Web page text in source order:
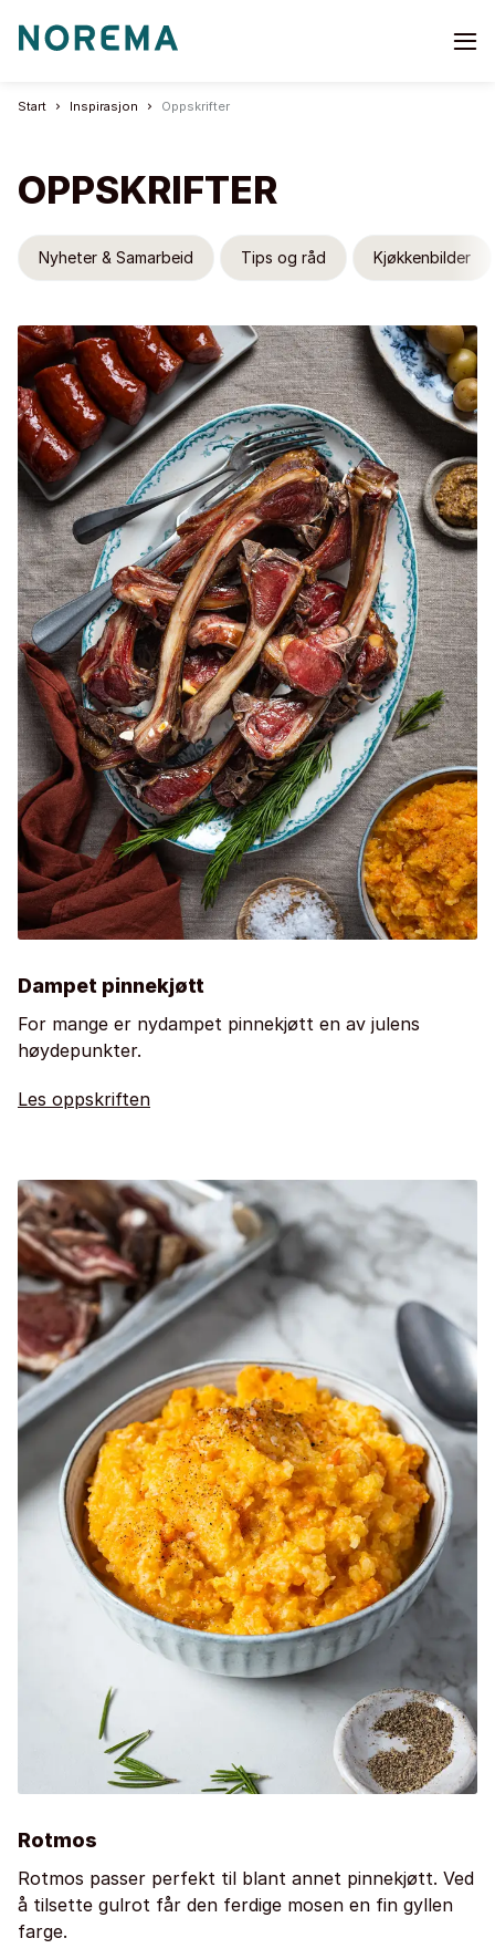
Go
page
Start Inspirasjon Oppskrifter
OPPSKRIFTER
Nyheter & Samarbeid Tips og råd Kjøkkenbilder
Dampet pinnekjøtt
For mange er nydampet pinnekjøtt en av julens
høydepunkter.
Les oppskriften
Rotmos
Rotmos passer perfekt til blant annet pinnekjøtt. Ved
å tilsette gulrot får den ferdige mosen en fin gyllen
farge.